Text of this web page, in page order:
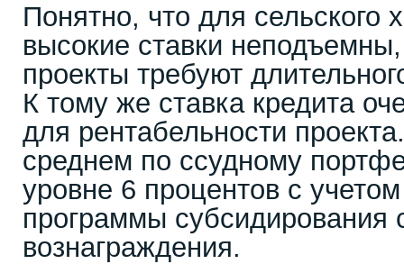
Понятно, что для сельского
высокие ставки
проекты требуют
К тому же ставка кредита
для рентабельности
среднем по ссудному
уровне 6 процентов с
программы субсидирования
вознаграждения.